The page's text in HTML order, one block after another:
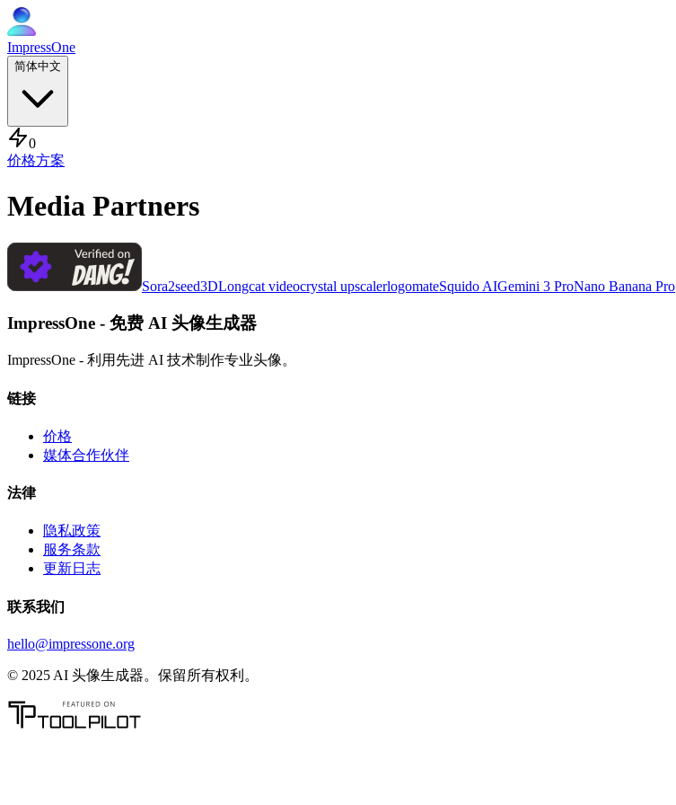
ImpressOne
简体中文
0
价格方案
Media Partners
Sora2seed3DLongcat videocrystal upscalerlogomateSquido AIGemini 3 ProNano Banana Pro
ImpressOne - 免费 AI 头像生成器
ImpressOne - 利用先进 AI 技术制作专业头像。
链接
价格
媒体合作伙伴
法律
隐私政策
服务条款
更新日志
联系我们
hello@impressone.org
© 2025 AI 头像生成器。保留所有权利。